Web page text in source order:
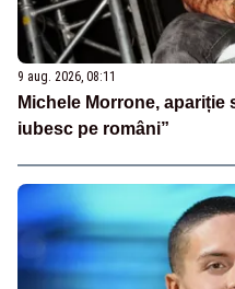
9 aug. 2026, 08:11
Michele Morrone, apariție
iubesc pe români”